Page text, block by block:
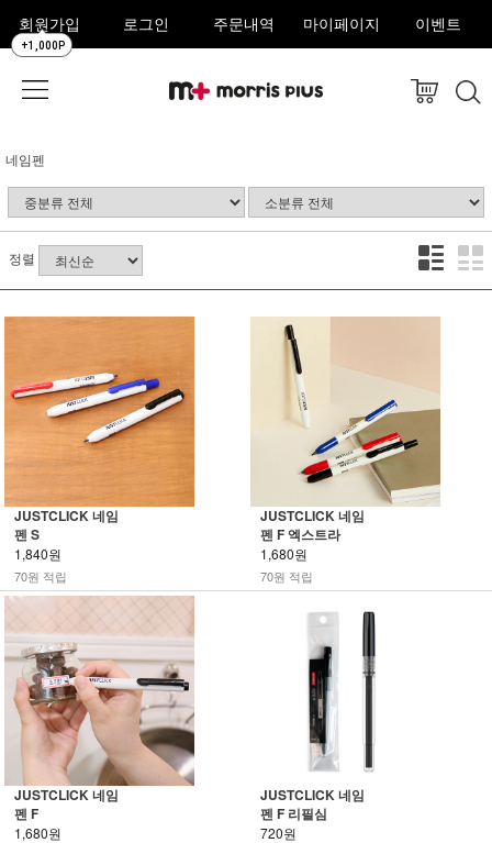
회원가입
+1,000P
로그인 주문내역 마이페이지 이벤트
네임펜
정렬
JUSTCLICK 네임
펜 S
1,840원
70원 적립
JUSTCLICK 네임
펜 F 엑스트라
1,680원
70원 적립
JUSTCLICK 네임
펜 F
1,680원
JUSTCLICK 네임
펜 F 리필심
720원